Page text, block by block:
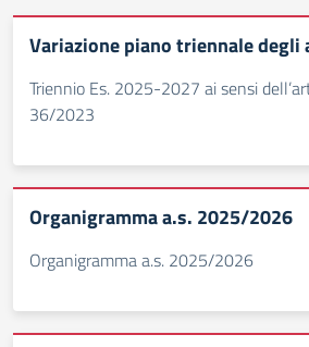
Variazione piano triennale degli
Triennio Es. 2025-2027 ai sensi
36/2023
Organigramma a.s. 2025/2026
Organigramma a.s. 2025/2026